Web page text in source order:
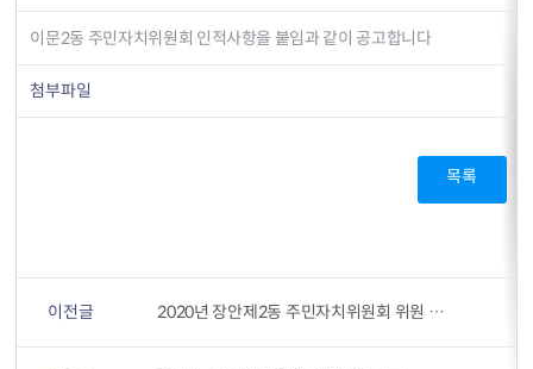
이문2동 주민자치위원회 인적사항을 붙임과 같이 공고합니다
첨부파일
목록
이전글 2020년 장안제2동 주민자치위원회 위원 인적사항 공고